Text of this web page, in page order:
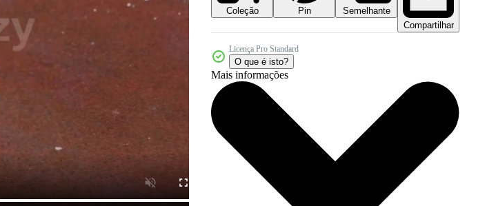
Coleção Pin
Semelhante
Compartilhar
Licença Pro Standard
O que é isto?
Mais informações